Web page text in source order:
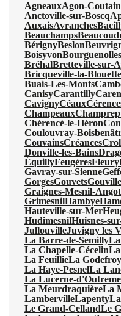
AgneauxAgon-
Anctoville-sur-Boscq
AuxaisAvranches
Beauchamps
BérignyBeslon
BoisyvonBourguenolles
BréhalBretteville-sur-
Bricqueville-la-Blouette
Buais-Les-Monts
CanisyCarantilly
CavignyCéaux
Champeaux
Chérencé-le-Héron
Coulouvray-
CouvainsCréances
Donville-les-Bains
ÉquillyFeugèresFleury
Gavray-sur-Sienne
GorgesGouvets
Graignes-Mesnil-Angot
GrimesnilHambye
Hauteville-sur-Mer
HudimesnilHuisnes-
JullouvilleJuvigny les
La Barre-de-Semilly
La Chapelle-Cécelin
La FeuillieLa Godefroy
La Haye-PesnelLa
La Lucerne-
La MeurdraquièreLa
LambervilleLapenty
Le Grand-CellandLe